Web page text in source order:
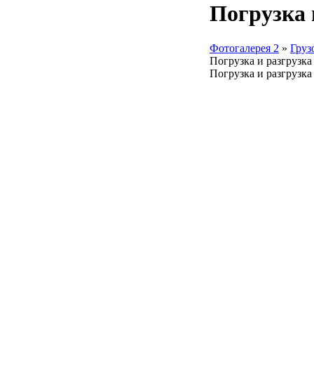
Погрузка
Фотогалерея 2 »
Погрузка и разгрузка
Погрузка и